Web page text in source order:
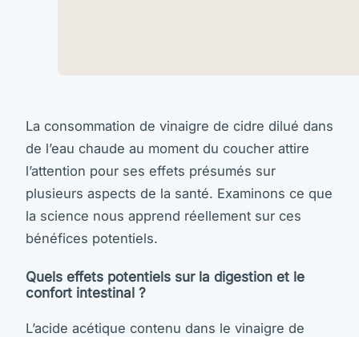
La consommation de vinaigre de cidre dilué dans
de l’eau chaude au moment du coucher attire
l’attention pour ses effets présumés sur
plusieurs aspects de la santé. Examinons ce que
la science nous apprend réellement sur ces
bénéfices potentiels.
Quels effets potentiels sur la digestion et le
confort intestinal ?
L’acide acétique contenu dans le vinaigre de